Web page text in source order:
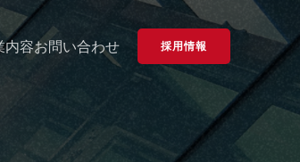
内容お問い合わせ 採用情報